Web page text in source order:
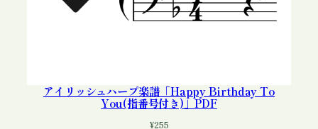
アイリッシュハープ楽譜「Happy Birthday To
You(指番号付き)」PDF
¥255